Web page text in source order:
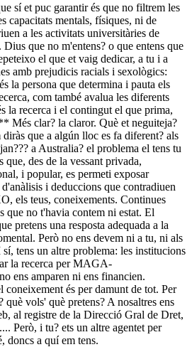
sí et puc garantir és que no filtrem les
capacitats mentals, físiques, ni de
a les activitats universitàries de
Dius que no m'entens? o que entens que
el que et vaig dedicar, a tu i a
amb prejudicis racials i sexològics:
la persona que determina i pauta els
com també avalua les diferents
la recerca i el contingut el que prima,
Més clar? la claror. Què et neguiteja?
diràs que a algún lloc es fa diferent? als
a Australia? el problema el tens tu
que, des de la vessant privada,
i popular, es permeti exposar
i deduccions que contradiuen
els teus, coneixements. Continues
que no t'havia contem ni estat. El
pretens una resposta adequada a la
Però no ens devem ni a tu, ni als
tens un altre problema: les institucions
la recerca per MAGA-
ens amparen ni ens financien.
coneixement és per damunt de tot. Per
què vols' què pretens? A nosaltres ens
al registre de la Direcció Gral de Dret,
Però, i tu? ets un altre agentet per
doncs a quí em tens.